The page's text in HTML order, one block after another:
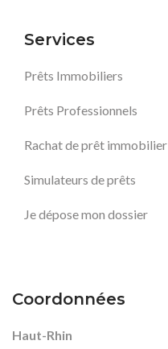
Services
Prêts Immobiliers
Prêts Professionnels
Rachat de prêt immobilier
Simulateurs de prêts
Je dépose mon dossier
Coordonnées
Haut-Rhin